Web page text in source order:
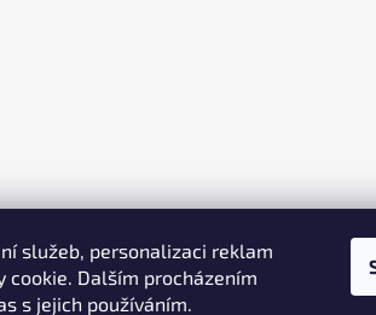
služeb, personalizaci reklam
cookie. Dalším procházením
s jejich používáním.